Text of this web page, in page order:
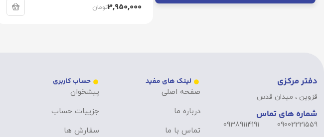
3,950,000تومان
دفتر مرکزی
قزوین ، میدان قدس
شماره های تماس
09002221559
09389114191
لینک های مفید
صفحه اصلی
درباره ما
تماس با ما
حساب کاربری
پیشخوان
جزییات حساب
سفارش ها